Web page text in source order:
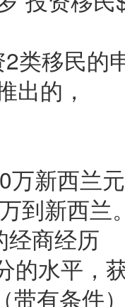
类移民的
出的，
万新西兰
到新西兰
经商经历
的水平，
带有条件